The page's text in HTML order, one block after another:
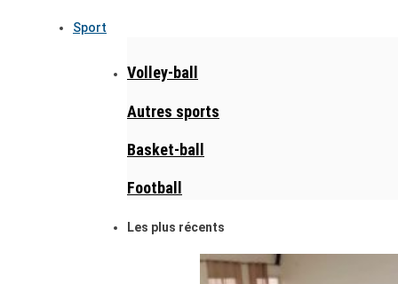
Sport
Volley-ball
Autres sports
Basket-ball
Football
Les plus récents